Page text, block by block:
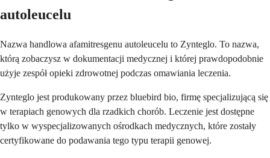
autoleucelu
Nazwa handlowa afamitresgenu autoleucelu to Zynteglo. To nazwa,
którą zobaczysz w dokumentacji medycznej i której prawdopodobnie
użyje zespół opieki zdrowotnej podczas omawiania leczenia.
Zynteglo jest produkowany przez bluebird bio, firmę specjalizującą się
w terapiach genowych dla rzadkich chorób. Leczenie jest dostępne
tylko w wyspecjalizowanych ośrodkach medycznych, które zostały
certyfikowane do podawania tego typu terapii genowej.